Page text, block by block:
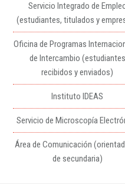
Servicio Integrado de
(estudiantes, titulados y
Oficina de Programas
de Intercambio (estudiantes
recibidos y enviados)
Instituto IDEAS
Servicio de Microscopía
Área de Comunicación
de secundaria)